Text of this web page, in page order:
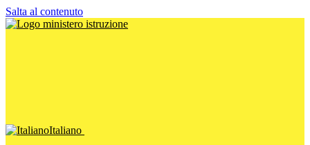
Salta al contenuto
Italiano